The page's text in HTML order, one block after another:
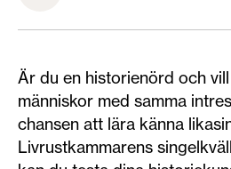
Är du en historienörd och
människor med samma
chansen att lära känna
Livrustkammarens